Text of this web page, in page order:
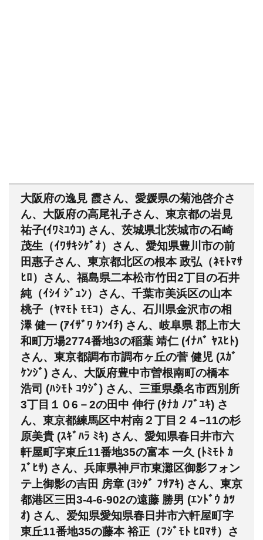
大阪府の逸見 霞さん、愛媛県の菊池啓介さ
ん、大阪府の高尾礼子さん、東京都の岩見
祐子(ｲﾜﾐﾕｳｺ) さん、茨城県北茨城市の石崎
茂生（ｲﾜｻｷｼｹﾞｵ）さん、愛知県豊川市の前
田惠子さん、東京都北区の根本 政弘（ﾈﾓﾄﾏｻ
ﾋﾛ）さん、福島県二本松市竹田2丁目の石井
純（ｲｼｲ ｼﾞｭﾝ）さん、千葉市美浜区の山本
桃子（ﾔﾏﾓﾄ ﾓﾓｺ）さん、石川県金沢市の相
澤 健一 (ｱｲｻﾞﾜ ｹﾝｲﾁ) さん、岐阜県 郡上市大
和町万場2774番地3の稲葉 靖仁 (ｲﾅﾊﾞ ﾔｽﾋﾄ)
さん、東京都調布市調布ヶ丘の菅 健児 (ｽｶﾞ
ｹﾝｼﾞ) さん、大阪府豊中市曽根南町の橋本
浩司 (ﾊｼﾓﾄ ｺｳｼﾞ) さん、三重県桑名市西別所
3丁目１０6－2の田中 伸行 (ﾀﾅｶ ﾉﾌﾞﾕｷ) さ
ん、東京都練馬区中村南２丁目２４−11の杉
原美貴 (ｽｷﾞﾊﾗ ﾐｷ) さん、愛知県春日井市六
軒屋町字東丘11番地35の富本 一久 (ﾄﾐﾓﾄ ｶ
ｽﾞﾋｻ) さん、兵庫県神戸市東灘区御影フォン
テ上御影の吉田 房章 (ﾖｼﾀﾞ ﾌｻｱｷ) さん、東京
都港区三田3-4-6-902の遠藤 勝男 (ｴﾝﾄﾞｳ ｶﾂ
ｵ) さん、爱知県愛知県春日井市六軒屋町字
東丘11番地35の藤本 裕正（ﾌｼﾞﾓﾄ ﾋﾛﾏｻ）さ